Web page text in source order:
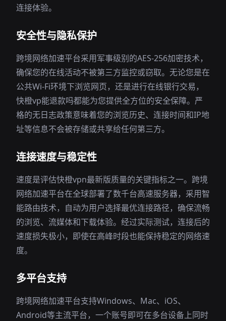
连接体验。
安全性与隐私保护
跨境网络加速平台采用军事级别的AES-256加密技术，
确保您的在线活动不被第三方监控或窃取。无论您是在
公共Wi-Fi环境下浏览网页，还是进行在线银行交易，
快橙vp能退款吗都能为您提供全方位的安全保障。严
格的无日志政策意味着您的浏览历史、连接时间和IP地
址等信息不会被存储或共享给任何第三方。
连接速度与稳定性
速度是评估快橙vpn最新版质量的关键指标之一。跨境
网络加速平台在全球部署了数千台高速服务器，采用智
能路由技术，自动为用户选择最优连接路径，确保流畅
的浏览、流媒体和下载体验。经过实际测试，连接后的
速度损失极小，即使在高峰时段也能保持稳定的网络速
度。
多平台支持
跨境网络加速平台支持Windows、Mac、iOS、
Android等主流平台，一个账号即可在多台设备上同时